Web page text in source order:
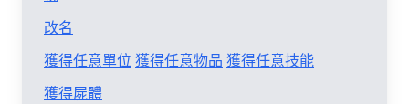
改名
獲得任意單位 獲得任意物品 獲得任意技能
獲得屍體